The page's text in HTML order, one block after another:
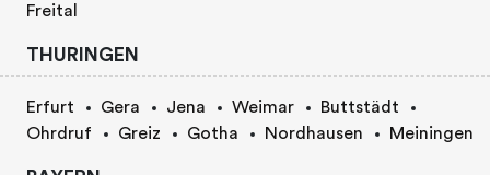
Freital
THURINGEN
Erfurt Gera Jena Weimar
Buttstädt
Ohrdruf
Greiz Gotha Nordhausen Meiningen